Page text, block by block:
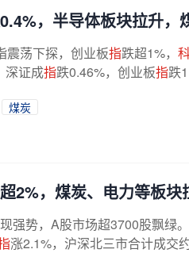
，半导体板块拉升，
震荡下探，创业板指跌超1%，
深证成指跌0.46%，创业板指跌
煤炭
2%，煤炭、电力等板
强势，A股市场超3700股飘绿
涨2.1%，沪深北三市合计成交